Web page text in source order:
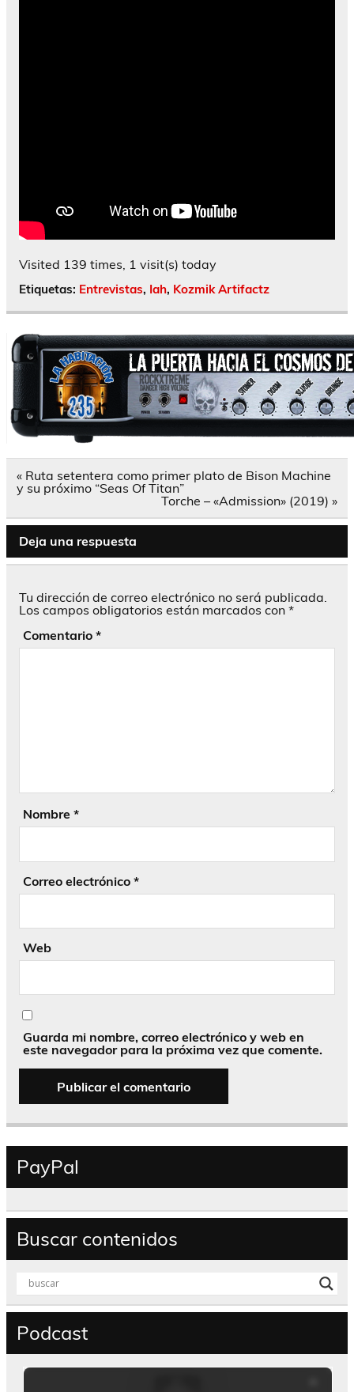
Visited 139 times, 1 visit(s) today
Etiquetas: Entrevistas, Iah, Kozmik Artifactz
Navegación
de
entradas
« Ruta setentera como primer plato de Bison Machine
y su próximo “Seas Of Titan”
Torche – «Admission» (2019) »
Deja una respuesta
Tu dirección de correo electrónico no será publicada.
Los campos obligatorios están marcados con *
Comentario *
Nombre *
Correo electrónico *
Web
Guarda mi nombre, correo electrónico y web en
este navegador para la próxima vez que comente.
PayPal
Buscar contenidos
Podcast